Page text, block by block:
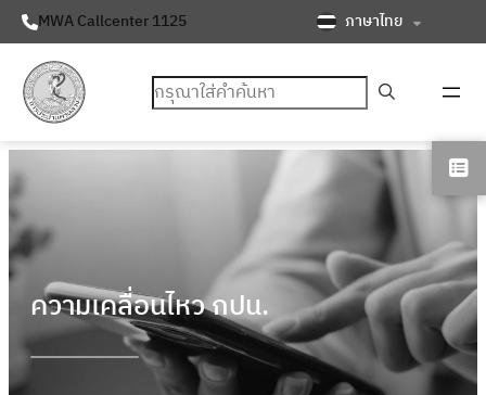
MWA Callcenter 1125 ภาษาไทย
ค้นหา
ความเคลื่อนไหว กปน.